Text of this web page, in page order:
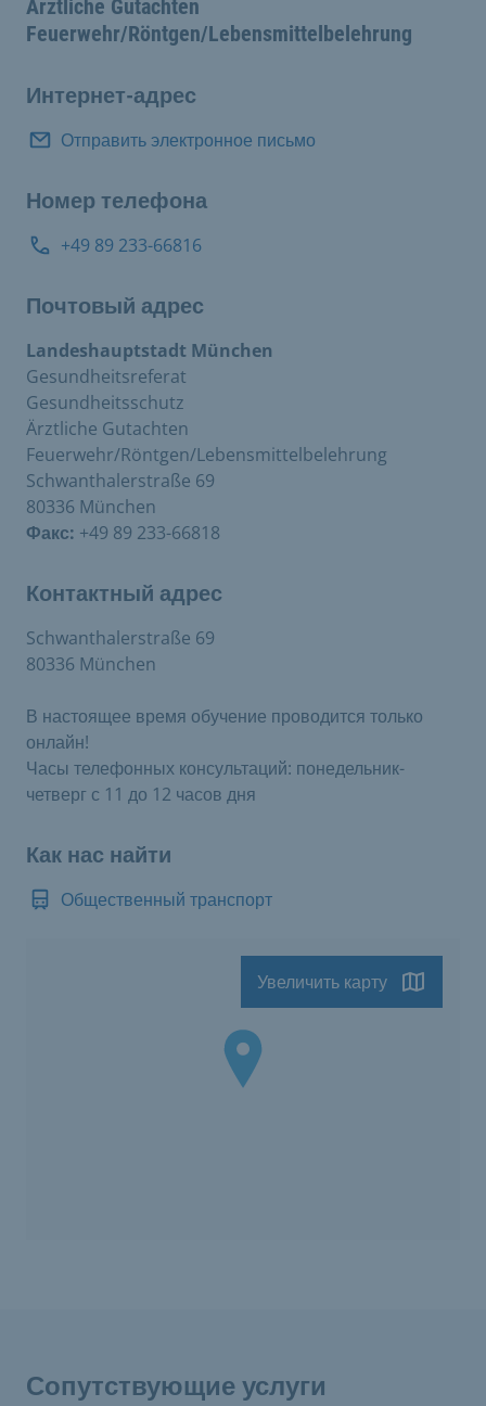
Ärztliche Gutachten
Feuerwehr/Röntgen/Lebensmittelbelehrung
Интернет-адрес
Отправить электронное письмо
Номер телефона
+49 89 233-66816
Почтовый адрес
Landeshauptstadt München
Gesundheitsreferat
Gesundheitsschutz
Ärztliche Gutachten
Feuerwehr/Röntgen/Lebensmittelbelehrung
Schwanthalerstraße 69
80336 München
Факс: +49 89 233-66818
Контактный адрес
Schwanthalerstraße 69
80336 München
В настоящее время обучение проводится только
онлайн!
Часы телефонных консультаций: понедельник-
четверг с 11 до 12 часов дня
Как нас найти
Общественный транспорт
Увеличить карту
Сопутствующие услуги